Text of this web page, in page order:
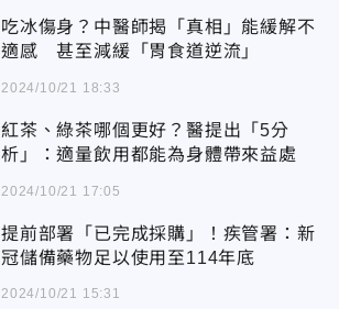
吃冰傷身？中醫師揭「真相」能緩解不
適感 甚至減緩「胃食道逆流」
2024/10/21 18:33
紅茶、綠茶哪個更好？醫提出「5分
析」：適量飲用都能為身體帶來益處
2024/10/21 17:05
提前部署「已完成採購」！疾管署：新
冠儲備藥物足以使用至114年底
2024/10/21 15:31